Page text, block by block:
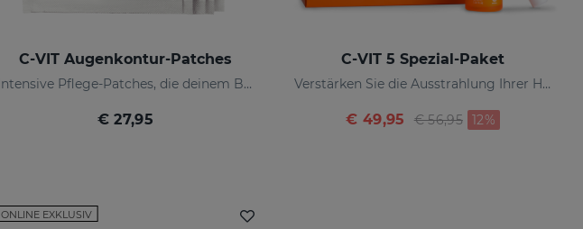
C-VIT Augenkontur-Patches
Intensive Pflege-Patches, die deinem Blick wieder ein gesundes Aussehen verleihen und ihn strahlen lassen
€ 27,95
C-VIT 5 Spezial-Paket
Verstärken Sie die Ausstrahlung Ihrer Haut
Preis reduziert von
€ 56,95
zu 12%
€ 49,95
ONLINE EXKLUSIV